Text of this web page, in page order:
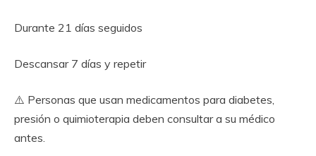
Durante 21 días seguidos
Descansar 7 días y repetir
⚠️ Personas que usan medicamentos para diabetes,
presión o quimioterapia deben consultar a su médico
antes.